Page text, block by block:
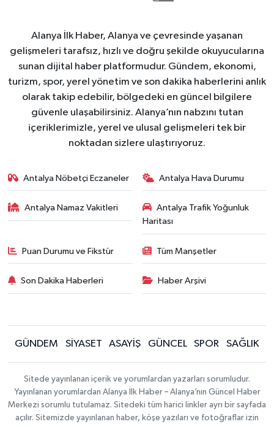
Alanya İlk Haber, Alanya ve çevresinde yaşanan
gelişmeleri tarafsız, hızlı ve doğru şekilde okuyucularına
sunan dijital haber platformudur. Gündem, ekonomi,
turizm, spor, yerel yönetim ve son dakika haberlerini anlık
olarak takip edebilir, bölgedeki en güncel bilgilere
güvenle ulaşabilirsiniz. Alanya’nın nabzını tutan
içeriklerimizle, yerel ve ulusal gelişmeleri tek bir
noktadan sizlere ulaştırıyoruz.
Antalya Nöbetçi Eczaneler Antalya Hava Durumu
Antalya Namaz Vakitleri
Antalya Trafik Yoğunluk
Haritası
Puan Durumu ve Fikstür Tüm Manşetler
Son Dakika Haberleri Haber Arşivi
GÜNDEM SİYASET ASAYİŞ GÜNCEL SPOR SAĞLIK
Sitede yayınlanan içerik ve yorumlardan yazarları sorumludur.
Yayınlanan yorumlardan Alanya İlk Haber – Alanya’nın Güncel Haber
Merkezi sorumlu tutulamaz. Sitedeki tüm harici linkler ayrı bir sayfada
açılır. Sitemizde yayınlanan haber, köşe yazıları ve fotoğraflar izin